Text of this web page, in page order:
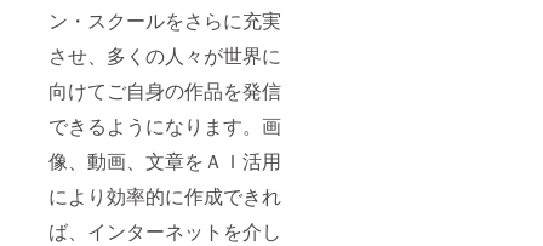
ン・スクールをさらに充実
させ、多くの人々が世界に
向けてご自身の作品を発信
できるようになります。画
像、動画、文章をＡＩ活用
により効率的に作成できれ
ば、インターネットを介し